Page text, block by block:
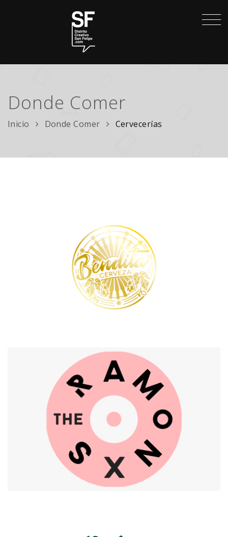
Donde Comer
Inicio Donde Comer Cervecerías